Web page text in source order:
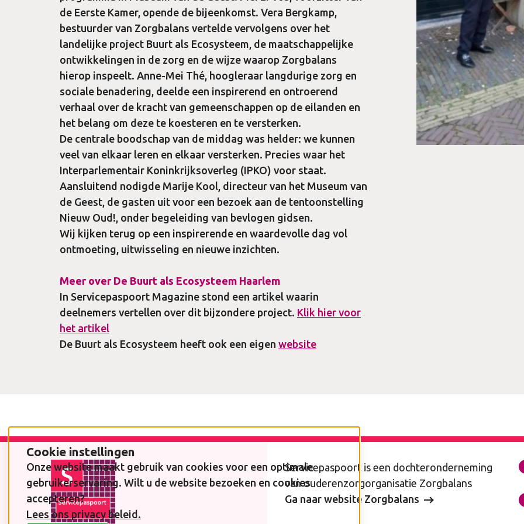
Cookie instellingen
Onze website maakt gebruik van cookies voor een optimale
gebruikerservaring. Wilt u de website bezoeken en cookies
accepteren?
Lees ons privacy beleid.
de Eerste Kamer, opende de bijeenkomst. Vera Bergkamp,
bestuurder van Zorgbalans vertelde vervolgens over het
landelijke project Buurt als Ecosysteem, de maatschappelijke
ontwikkelingen in de zorg en de wijze waarop Zorgbalans
hierop inspeelt. Anne-Mei Thé, hoogleraar langdurige zorg en
sociale benadering, deelde een inspirerend en ontroerend
verhaal over de kracht van gemeenschappen op de eilanden en
het belang om deze te koesteren en te versterken.
De centrale boodschap van de middag was helder: we kunnen
veel van elkaar leren en elkaar versterken. Precies waar het
Interparlementair Koninkrijksoverleg (IPKO) voor staat.
Aansluitend nodigde Marije Kool, directeur van het Museum van
de Geest, de gasten uit voor een bezoek aan de tentoonstelling
Nieuw Oud!, onder begeleiding van bevlogen gidsen.
Wij kijken terug op een inspirerende en waardevolle dag vol
ontmoeting, uitwisseling en nieuwe inzichten.
Meer over De Buurt als Ecosysteem Haarlem
In Servicepaspoort Magazine stond een artikel waarin
deelnemers vertellen over dit bijzondere project. Klik hier voor
het artikel
De Buurt als Ecosysteem heeft ook een eigen website
Footer
Servicepaspoort is een dochteronderneming
van ouderenzorgorganisatie Zorgbalans
Ga naar website Zorgbalans